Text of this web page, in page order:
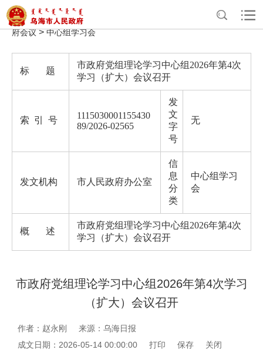
首页 >政务公开>政府办公室信息公开 法定主动公开内容
政
府会议>中心组学习会
标 题
市政府党组理论学习中心组2026年第4次
学习（扩大）会议召开
索 引 号
1115030001155430
89/2026-02565
发
文
字
号
无
发文机构 市人民政府办公室
信
息
分
类
中心组学习
会
概 述
市政府党组理论学习中心组2026年第4次
学习（扩大）会议召开
市政府党组理论学习中心组2026年第4次学习
（扩大）会议召开
作者：赵永刚
来源：乌海日报
成文日期：2026-05-14 00:00:00
打印 保存 关闭